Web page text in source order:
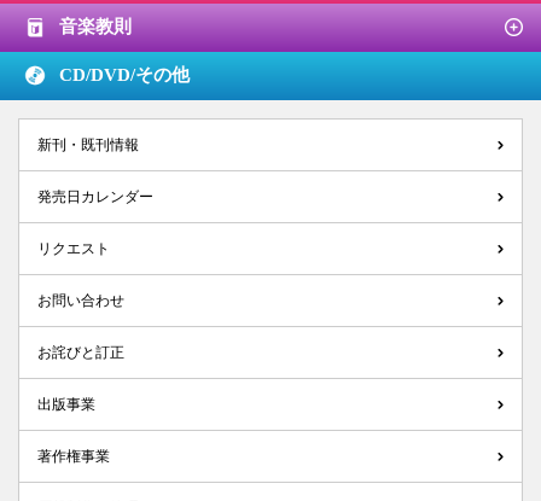
音楽教則
CD/DVD/その他
新刊・既刊情報
発売日カレンダー
リクエスト
お問い合わせ
お詫びと訂正
出版事業
著作権事業